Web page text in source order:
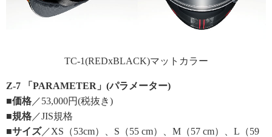
TC-1(REDxBLACK)マットカラー
Z-7 「PARAMETER」(パラメーター)
■価格 ／53,000円(税抜き)
■規格 ／JIS規格
■サイズ／XS（53cm）、S（55 cm）、M（57 cm）、L（59